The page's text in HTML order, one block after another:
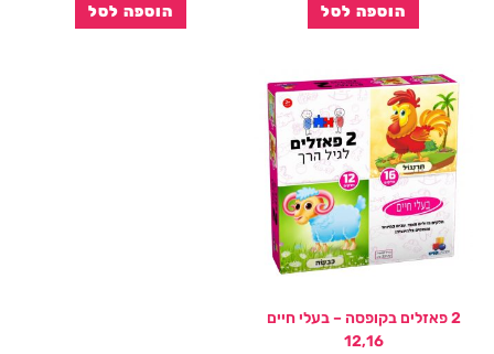
הוספה לסל הוספה לסל
2 פאזלים בקופסה – בעלי חיים
12,16